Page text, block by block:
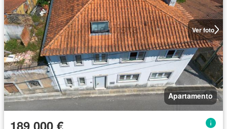
Ver foto
Apartamento
189 000 €